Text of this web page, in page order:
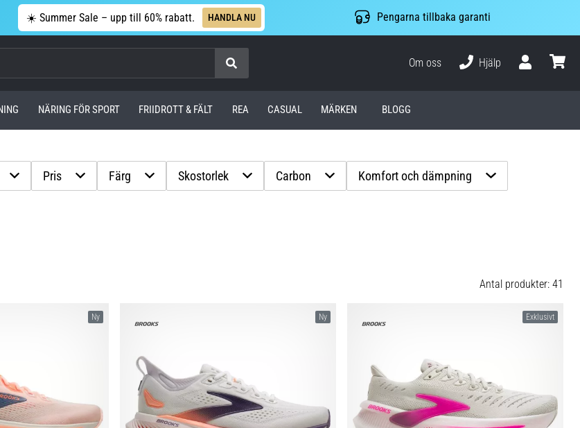
☀️ Summer Sale – upp till 60% rabatt. HANDLA NU Pengarna tillbaka garanti
Om oss
Hjälp
NÄRING FÖR SPORT FRIIDROTT & FÄLT REA CASUAL MÄRKEN BLOGG
Pris Färg Skostorlek Carbon Komfort och dämpning
Antal produkter: 41
Ny Ny Exklusivt